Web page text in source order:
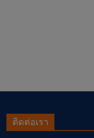
ติดต่อเรา